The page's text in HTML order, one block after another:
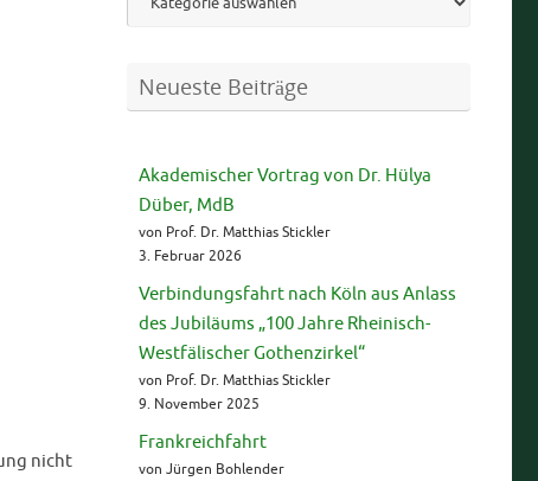
nicht
Neueste Beiträge
Akademischer Vortrag von Dr. Hülya
Düber, MdB
von Prof. Dr. Matthias Stickler
3. Februar 2026
Verbindungsfahrt nach Köln aus Anlass
des Jubiläums „100 Jahre Rheinisch-
Westfälischer Gothenzirkel“
von Prof. Dr. Matthias Stickler
9. November 2025
Frankreichfahrt
von Jürgen Bohlender